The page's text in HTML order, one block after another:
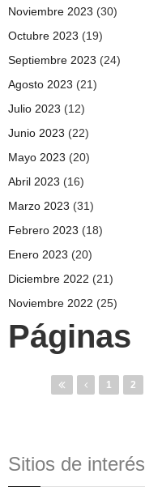
Noviembre 2023 (30)
Octubre 2023 (19)
Septiembre 2023 (24)
Agosto 2023 (21)
Julio 2023 (12)
Junio 2023 (22)
Mayo 2023 (20)
Abril 2023 (16)
Marzo 2023 (31)
Febrero 2023 (18)
Enero 2023 (20)
Diciembre 2022 (21)
Noviembre 2022 (25)
Páginas
1 2
Sitios de interés